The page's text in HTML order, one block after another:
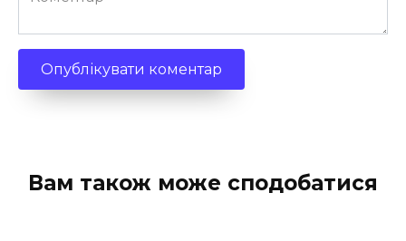
Вам також може сподобатися